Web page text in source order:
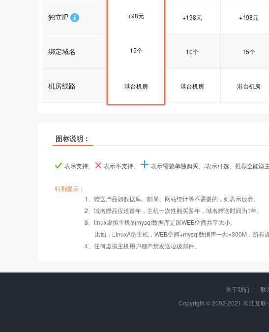
独立IP +198元 +198元 +198元
绑定域名 15个 10个 15个
机房线路 港台机房 港台机房 港台机房
+98元
15个
港台机房
产品名称
Windows2008/
Linux
Windows2008/
Linux
Windows2008/
Linux
产品名称
错误页面定义
产品名称
数据定期备份
数据自助恢复
图标说明：
表示支持、 表示不支持、 表示需要单独购买、/表示可选、推荐全能型
特别提示：
1、赠送产品如数据库、邮局、网站统计等不需要的，则表示放弃。
2、域名赠品仅送首年，主机一次性购买多年，域名赠送时间为1年。
3、linux虚拟主机的mysql数据库是跟WEB空间共享大小。
比如：LinuxA型主机，WEB空间+mysql数据库一共=300M，所有
4、任何虚拟主机用户都严禁发送垃圾邮件。
关于我们 | 联
Copyright © 2002-2021 玖江互联